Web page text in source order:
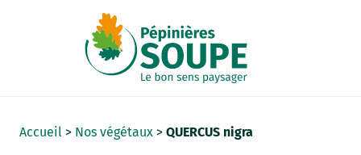
Accueil > Nos végétaux >QUERCUS nigra